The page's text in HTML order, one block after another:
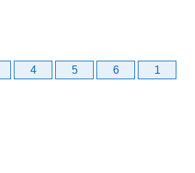
4 5 6
1